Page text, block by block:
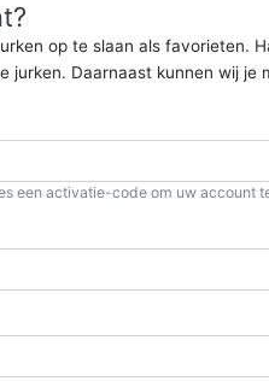
op te slaan als favorieten.
jurken. Daarnaast kunnen wij
een activatie-code om uw